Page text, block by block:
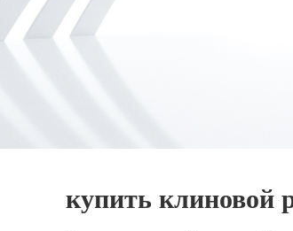
купить клиновой